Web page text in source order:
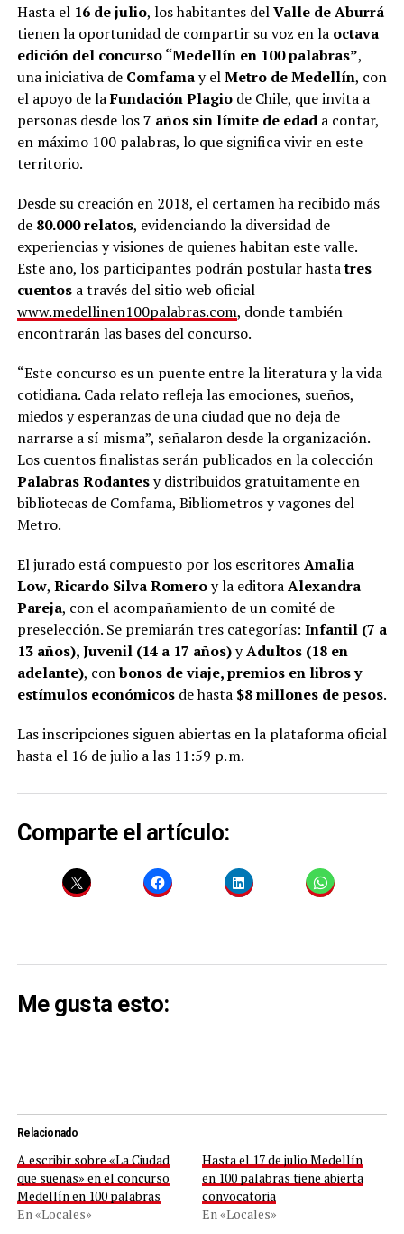
Hasta el 16 de julio, los habitantes delValle de Aburrá
tienen la oportunidad de compartir su voz en la octava
edición del concurso “Medellín en 100 palabras”,
una iniciativa de Comfamay elMetro de Medellín, con
el apoyo de laFundación Plagiode Chile, que invita a
personas desde los7 años sin límite de edada contar,
en máximo 100 palabras, lo que significa vivir en este
territorio.
Desde su creación en 2018, el certamen ha recibido más
de 80.000 relatos, evidenciando la diversidad de
experiencias y visiones de quienes habitan este valle.
Este año, los participantes podrán postular hastatres
cuentosa través del sitio web oficial
www.medellinen100palabras.com, donde también
encontrarán las bases del concurso.
“Este concurso es un puente entre la literatura y la vida
cotidiana. Cada relato refleja las emociones, sueños,
miedos y esperanzas de una ciudad que no deja de
narrarse a sí misma”, señalaron desde la organización.
Los cuentos finalistas serán publicados en la colección
Palabras Rodantesy distribuidos gratuitamente en
bibliotecas de Comfama, Bibliometros y vagones del
Metro.
El jurado está compuesto por los escritoresAmalia
Low, Ricardo Silva Romeroy la editoraAlexandra
Pareja, con el acompañamiento de un comité de
preselección. Se premiarán tres categorías: Infantil (7 a
13 años), Juvenil (14 a 17 años)yAdultos (18 en
adelante), conbonos de viaje, premios en libros y
estímulos económicosde hasta $8 millones de pesos.
Las inscripciones siguen abiertas en la plataforma oficial
hasta el 16 de julio a las 11:59 p. m.
Comparte el artículo:
Me gusta esto:
Relacionado
A escribir sobre «La Ciudad
que sueñas» en el concurso
Medellín en 100 palabras
En «Locales»
Hasta el 17 de julio Medellín
en 100 palabras tiene abierta
convocatoria
En «Locales»